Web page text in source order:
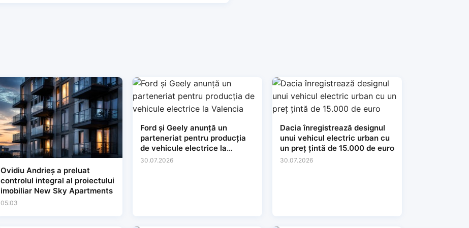
Ovidiu Andrieș a preluat
controlul integral al proiectului
imobiliar New Sky Apartments
05:03
Ford și Geely anunță un
parteneriat pentru producția
de vehicule electrice la
Valencia
30.07.2026
Dacia înregistrează designul
unui vehicul electric urban cu
un preț țintă de 15.000 de euro
30.07.2026